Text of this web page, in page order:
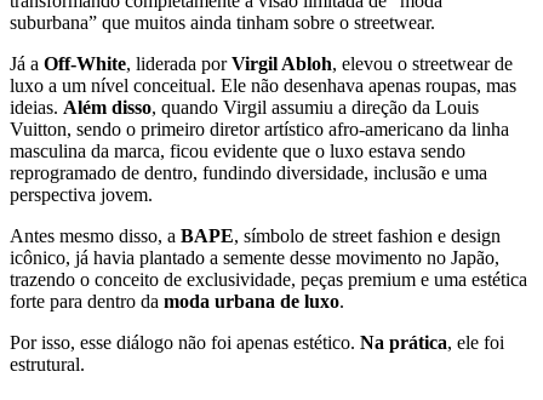
suburbana” que muitos ainda tinham sobre o streetwear.
Já a Off-White, liderada porVirgil Abloh, elevou o streetwear de
luxo a um nível conceitual. Ele não desenhava apenas roupas, mas
ideias. Além disso, quando Virgil assumiu a direção da Louis
Vuitton, sendo o primeiro diretor artístico afro-americano da linha
masculina da marca, ficou evidente que o luxo estava sendo
reprogramado de dentro, fundindo diversidade, inclusão e uma
perspectiva jovem.
Antes mesmo disso, a BAPE, símbolo de street fashion e design
icônico, já havia plantado a semente desse movimento no Japão,
trazendo o conceito de exclusividade, peças premium e uma estética
forte para dentro da moda urbana de luxo.
Por isso, esse diálogo não foi apenas estético. Na prática, ele foi
estrutural.